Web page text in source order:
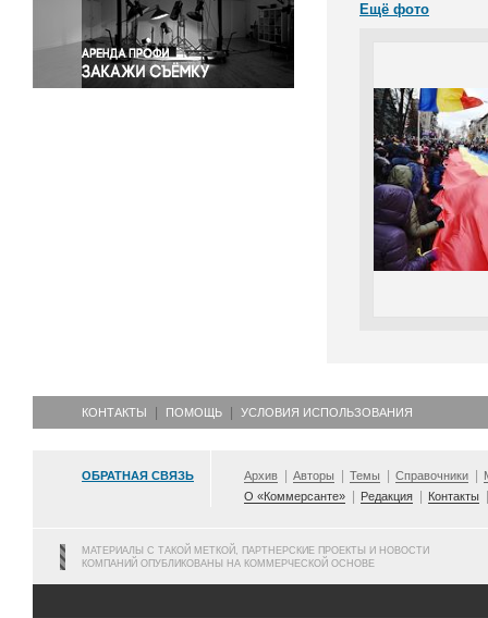
Экология
Экономика и бизнес
Ещё фото
КОНТАКТЫ ПОМОЩЬ УСЛОВИЯ ИСПОЛЬЗОВАНИЯ
ОБРАТНАЯ СВЯЗЬ Архив Авторы Темы Справочники
О «Коммерсанте»
Редакция Контакты
МАТЕРИАЛЫ С ТАКОЙ МЕТКОЙ, ПАРТНЕРСКИЕ ПРОЕКТЫ И НОВОСТИ
КОМПАНИЙ ОПУБЛИКОВАНЫ НА КОММЕРЧЕСКОЙ ОСНОВЕ